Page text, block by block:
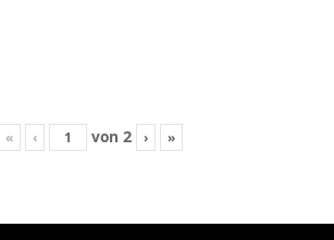
« ‹ von 2 › »